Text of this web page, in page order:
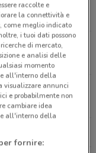
raccolte e
la connettività e
come meglio indicato
i tuoi dati possono
di mercato,
e analisi delle
momento
all'interno della
visualizzare annunci
e probabilmente non
cambiare idea
all'interno della
fornire: